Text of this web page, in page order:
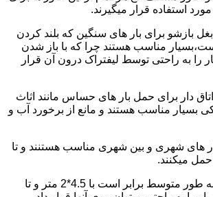
استفاده قرار میگیرند.
بازشو برای بار های سنگین که بلند کردن
مناسب هستند چرا که با باز شدن
را به راحتی توسط لیفتراک درون آن قرار
دار برای حمل بار های حساس مانند اثاث
بسیار مناسب هستند و مانع از برخورد آب و
های شهری و بین شهری مناسب هستنند و تا
ابعاد بارگیر خاور ها به طور متوسط برابر است با 4.5*2 متر و تا